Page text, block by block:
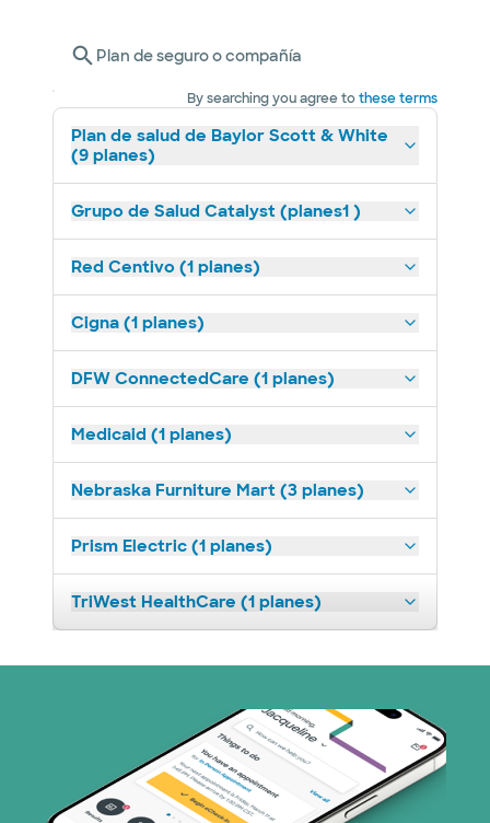
Plan de seguro o compañía
By searching you agree tothese terms
Plan de salud de Baylor Scott & White
(9 planes)
Grupo de Salud Catalyst (planes1 )
Red Centivo (1 planes)
Cigna (1 planes)
DFW ConnectedCare (1 planes)
Medicaid (1 planes)
Nebraska Furniture Mart (3 planes)
Prism Electric (1 planes)
TriWest HealthCare (1 planes)